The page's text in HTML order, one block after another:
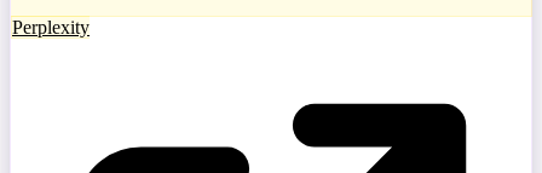
Perplexity